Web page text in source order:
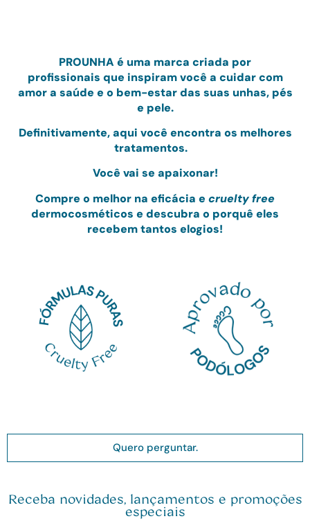
PROUNHA é uma marca criada por
profissionais que inspiram você a cuidar com
amora saúde e o bem-estar das suas unhas, pés
e pele.
Definitivamente, aqui você encontra os melhores
tratamentos.
Você vai se apaixonar!
Compre o melhor na eficácia e cruelty free
dermocosméticos e descubra o porquê eles
recebem tantos elogios!
Quero perguntar.
Receba novidades, lançamentos e promoções
especiais